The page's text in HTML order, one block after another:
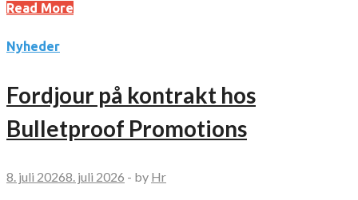
Read More
Nyheder
Fordjour på kontrakt hos
Bulletproof Promotions
8. juli 20268. juli 2026 - by Hr